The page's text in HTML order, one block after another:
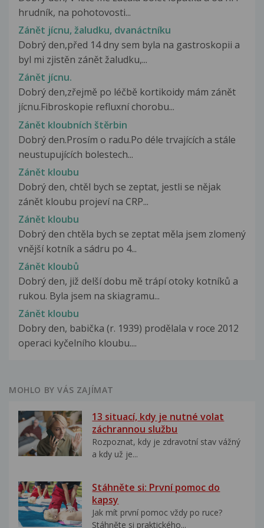
hrudník, na pohotovosti...
Zánět jícnu, žaludku, dvanáctníku
Dobrý den,před 14 dny sem byla na gastroskopii a
byl mi zjistěn zánět žaludku,...
Zánět jícnu.
Dobrý den,zřejmě po léčbě kortikoidy mám zánět
jícnu.Fibroskopie refluxní chorobu...
Zánět kloubních štěrbin
Dobrý den.Prosím o radu.Po déle trvajících a stále
neustupujících bolestech...
Zánět kloubu
Dobrý den, chtěl bych se zeptat, jestli se nějak
zánět kloubu projeví na CRP...
Zánět kloubu
Dobrý den chtěla bych se zeptat měla jsem zlomený
vnější kotník a sádru po 4...
Zánět kloubů
Dobrý den, již delší dobu mě trápí otoky kotníků a
rukou. Byla jsem na skiagramu...
Zánět kloubu
Dobry den, babička (r. 1939) prodělala v roce 2012
operaci kyčelního kloubu....
MOHLO BY VÁS ZAJÍMAT
13 situací, kdy je nutné volat
záchrannou službu
Rozpoznat, kdy je zdravotní stav vážný
a kdy už je...
Stáhněte si: První pomoc do
kapsy
Jak mít první pomoc vždy po ruce?
Stáhněte si praktického...